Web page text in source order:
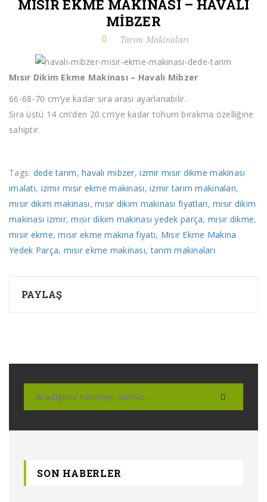
MISIR EKME MAKINASI – HAVALI
MIBZER
Tarım Makinaları
Mısır Dikim Ekme Makinası – Havalı Mibzer
66-68-70 cm’ye kadar sıra arası ayarlanabilir.
Sıra üstü 14 cm’den 20 cm’ye kadar tohum bırakma özelliğine
sahiptir.
Tags: dede tarım,havalı mibzer,izmir mısır dikme makinası
imalatı, izmir mısır ekme makinası,izmir tarım makinaları,
mısır dikim makinası,mısır dikim makinası fiyatları,mısır dikim
makinası izmir,mısır dikim makinası yedek parça,mısır dikme,
mısır ekme,mısır ekme makina fiyatı, Mısır Ekme Makina
Yedek Parça, mısır ekme makinası,tarım makinaları
PAYLAŞ
SON HABERLER